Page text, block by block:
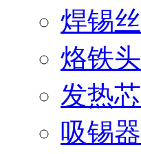
焊锡丝
烙铁头
发热芯
吸锡器